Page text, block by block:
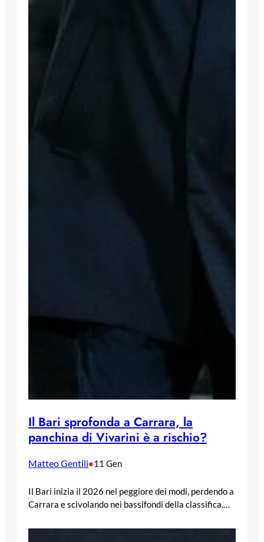
Il Bari sprofonda a Carrara, la
panchina di Vivarini è a rischio?
Matteo Gentili•11 Gen
Il Bari inizia il 2026 nel peggiore dei modi, perdendo a
Carrara e scivolando nei bassifondi della classifica.…